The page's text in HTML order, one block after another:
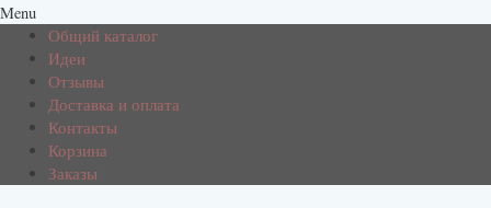
Menu
Общий каталог
Идеи
Отзывы
Доставка и оплата
Контакты
Корзина
Заказы